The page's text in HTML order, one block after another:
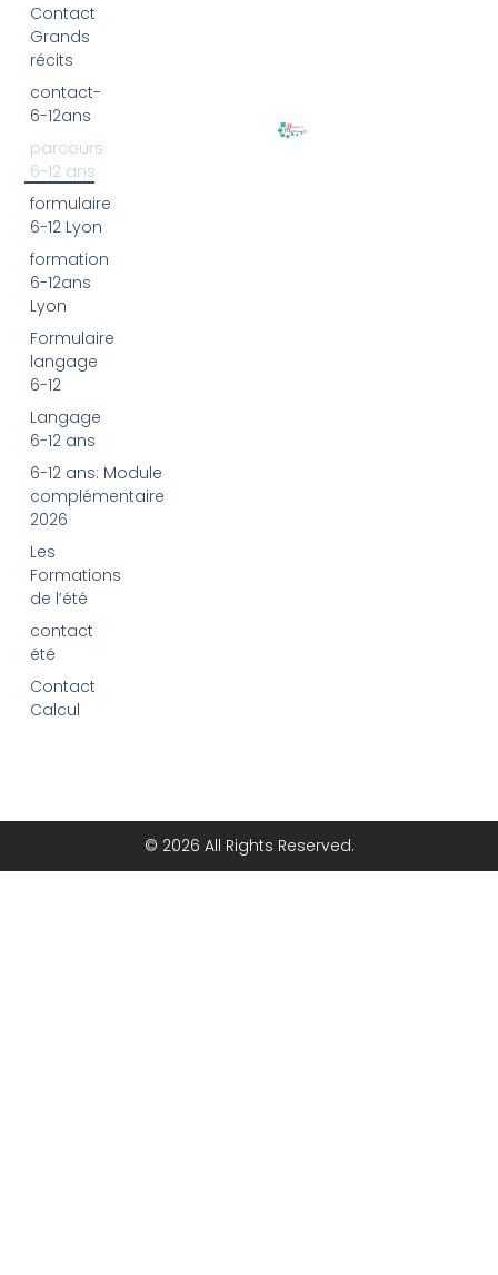
Contact
Grands
récits
contact-
6-12ans
parcours
6-12 ans
formulaire
6-12 Lyon
formation
6-12ans
Lyon
Formulaire
langage
6-12
Langage
6-12 ans
6-12 ans: Module
complémentaire
2026
Les
Formations
de l’été
contact
été
Contact
Calcul
© 2026 All Rights Reserved.